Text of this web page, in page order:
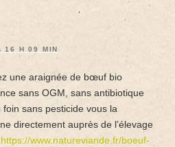
16 H 09 MIN
une araignée de bœuf bio
sans OGM, sans antibiotique
sans pesticide vous la
directement auprès de l’élevage
https://www.natureviande.fr/boeuf-